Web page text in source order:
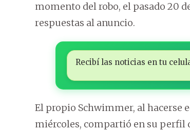
momento del robo, el pasado 20
respuestas al anuncio.
Recibí las noticias en tu
El propio Schwimmer, al hacerse
miércoles, compartió en su perfil